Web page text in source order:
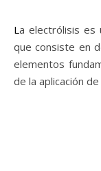
La electrólisis es un método de producción de hidrógeno
que consiste en
elementos
de la aplicación